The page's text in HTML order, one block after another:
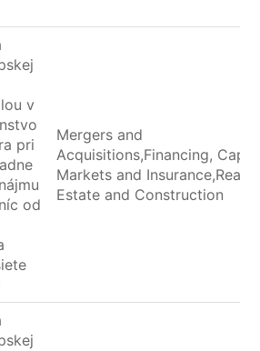
v
pri
od
Mergers and
Acquisitions,Financing,
Markets and Insurance,Real
Estate and Construction